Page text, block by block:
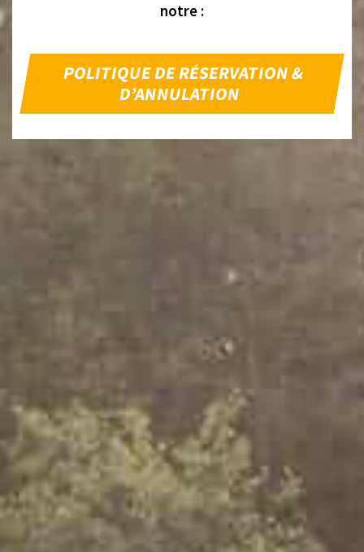
notre :
POLITIQUE DE RÉSERVATION &
D’ANNULATION